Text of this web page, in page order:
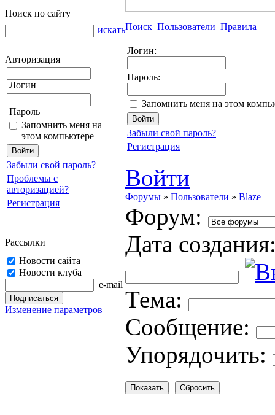
Поиск по сайту
искать
Авторизация
Логин
Пароль
Запомнить меня на
этом компьютере
Забыли свой пароль?
Проблемы с
авторизацией?
Регистрация
Рассылки
Новости сайта
Новости клуба
e-mail
Изменение параметров
Поиск Пользователи Правила
Логин:
Пароль:
Запомнить меня на этом
Забыли свой пароль?
Регистрация
Войти
Форумы » Пользователи » Blaze
Форум:
Дата
Тема:
Cooбщение:
Упорядочить: